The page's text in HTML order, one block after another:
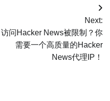
Next:
访问Hacker News被限制？你
需要一个高质量的Hacker
News代理IP！